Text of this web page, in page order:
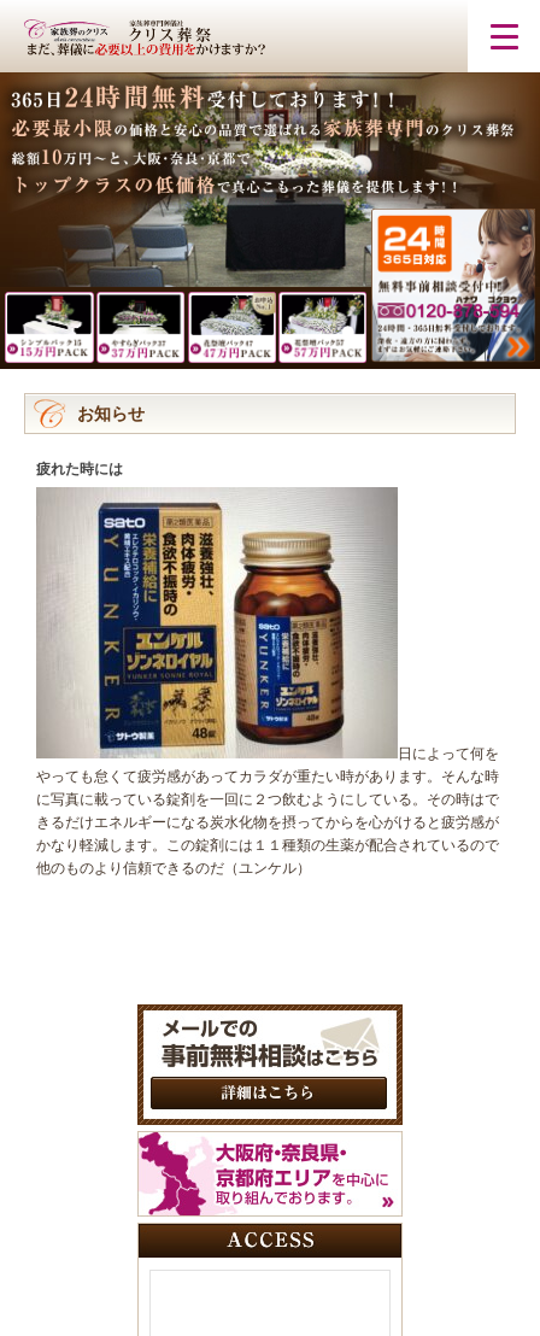
お知らせ
疲れた時には
日によって何を
やっても怠くて疲労感があってカラダが重たい時があります。そんな時
に写真に載っている錠剤を一回に２つ飲むようにしている。その時はで
きるだけエネルギーになる炭水化物を摂ってからを心がけると疲労感が
かなり軽減します。この錠剤には１１種類の生薬が配合されているので
他のものより信頼できるのだ（ユンケル）